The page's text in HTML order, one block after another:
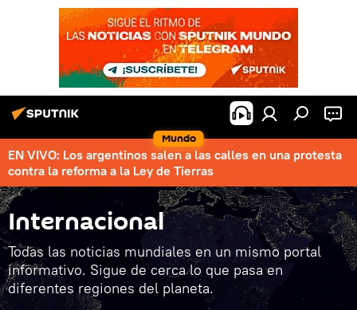
Mundo
EN VIVO: Los argentinos salen a las calles en una protesta
contra la reforma a la Ley de Tierras
Internacional
Todas las noticias mundiales en un mismo portal
informativo. Sigue de cerca lo que pasa en
diferentes regiones del planeta.